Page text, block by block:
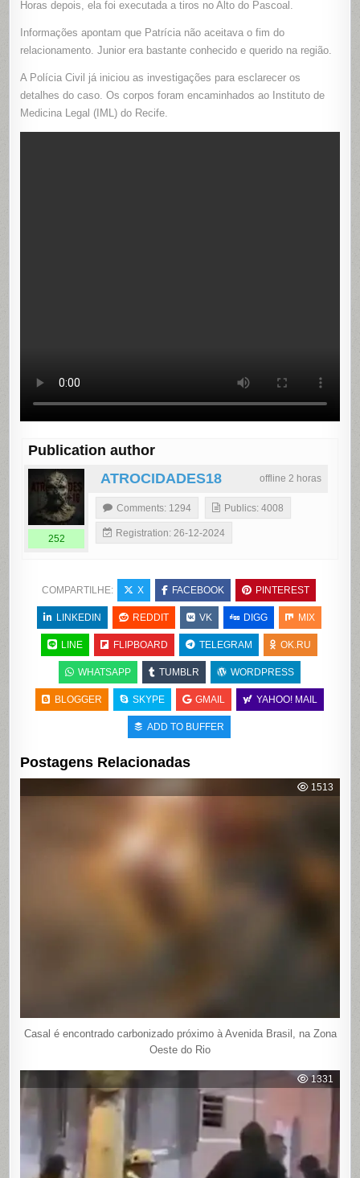
Horas depois, ela foi executada a tiros no Alto do Pascoal.
Informações apontam que Patrícia não aceitava o fim do
relacionamento. Junior era bastante conhecido e querido na região.
A Polícia Civil já iniciou as investigações para esclarecer os
detalhes do caso. Os corpos foram encaminhados ao Instituto de
Medicina Legal (IML) do Recife.
Publication author
offline 2 horas
ATROCIDADES18
252
Comments: 1294 Publics: 4008
Registration: 26-12-2024
COMPARTILHE: X FACEBOOK PINTEREST
LINKEDIN REDDIT VK DIGG MIX
LINE FLIPBOARD TELEGRAM OK.RU
WHATSAPP TUMBLR WORDPRESS
BLOGGER SKYPE GMAIL YAHOO! MAIL
ADD TO BUFFER
Postagens Relacionadas
1513
Casal é encontrado carbonizado próximo à Avenida Brasil, na Zona
Oeste do Rio
1331